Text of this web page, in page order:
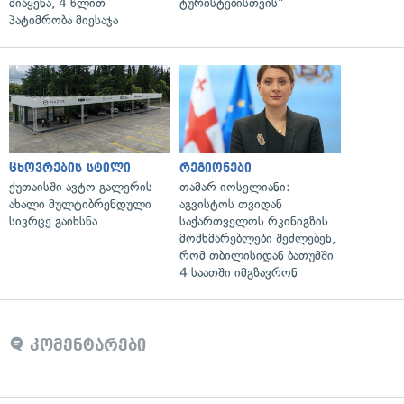
პატიმრობა მიესაჯა
ცხოვრების სტილი
ქუთაისში ავტო გალერის
ახალი მულტიბრენდული
სივრცე გაიხსნა
რეგიონები
თამარ იოსელიანი:
აგვისტოს თვიდან
საქართველოს რკინიგზის
მომხმარებლები შეძლებენ,
რომ თბილისიდან ბათუმში
4 საათში იმგზავრონ
კომენტარები